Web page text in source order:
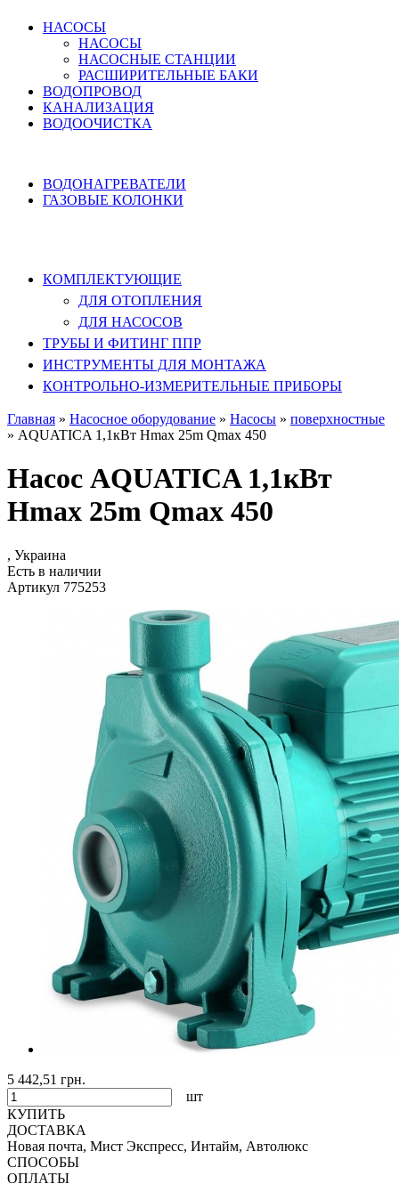
НАСОСЫ
НАСОСЫ
НАСОСНЫЕ СТАНЦИИ
РАСШИРИТЕЛЬНЫЕ БАКИ
ВОДОПРОВОД
КАНАЛИЗАЦИЯ
ВОДООЧИСТКА
ВОДОНАГРЕВАТЕЛИ
ГАЗОВЫЕ КОЛОНКИ
КОМПЛЕКТУЮЩИЕ
ДЛЯ ОТОПЛЕНИЯ
ДЛЯ НАСОСОВ
ТРУБЫ И ФИТИНГ ППР
ИНСТРУМЕНТЫ ДЛЯ МОНТАЖА
КОНТРОЛЬНО-ИЗМЕРИТЕЛЬНЫЕ ПРИБОРЫ
Главная » Насосное оборудование » Насосы » поверхностные
» AQUATICA 1,1кВт Hmax 25m Qmax 450
Насос AQUATICA 1,1кВт
Hmax 25m Qmax 450
, Украина
Есть в наличии
Артикул 775253
5 442,51 грн.
шт
КУПИТЬ
ДОСТАВКА
Новая почта, Мист Экспресс, Интайм, Автолюкс
СПОСОБЫ
ОПЛАТЫ